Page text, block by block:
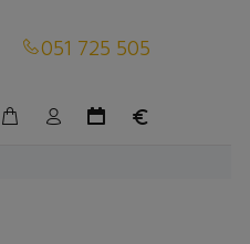
051 725 505